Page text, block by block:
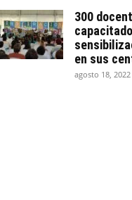
300
en sus
agosto 18, 2022